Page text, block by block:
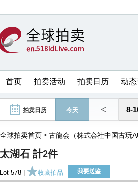
首页 拍卖活动 拍卖日历 动
拍卖日历 今天 < 8-
全球拍卖首页 > 古龍会（株式会社中国古玩
太湖石 計2件
Lot 578 | 收藏拍品 我要送鉴